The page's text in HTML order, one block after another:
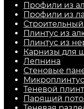
Профили из
Профили из
Плинтус из
Плинтус из
Карнизы для
Лепнина
Стеновые
Микроплинтус
Теневой
Парящий